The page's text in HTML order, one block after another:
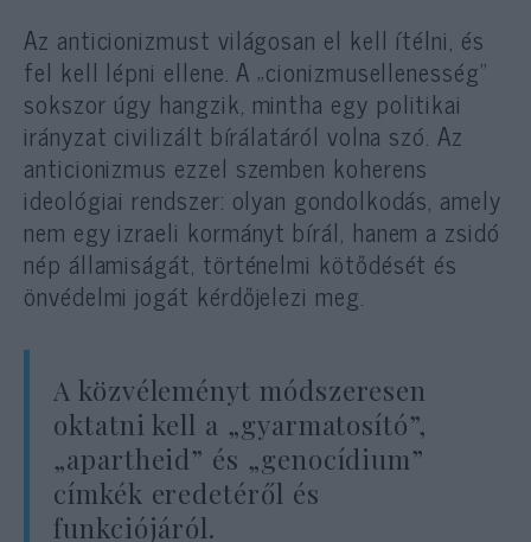
Az anticionizmust világosan el kell ítélni, és
fel kell lépni ellene. A „cionizmusellenesség”
sokszor úgy hangzik, mintha egy politikai
irányzat civilizált bírálatáról volna szó. Az
anticionizmus ezzel szemben koherens
ideológiai rendszer: olyan gondolkodás, amely
nem egy izraeli kormányt bírál, hanem a zsidó
nép államiságát, történelmi kötődését és
önvédelmi jogát kérdőjelezi meg.
A közvéleményt módszeresen
oktatni kell a „gyarmatosító”,
„apartheid” és „genocídium”
címkék eredetéről és
funkciójáról.